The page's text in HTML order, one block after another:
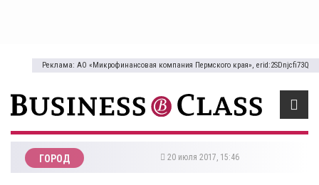
Реклама: АО «Микрофинансовая компания Пермского края», erid:2SDnjcfi73Q
ГОРОД 20 июля 2017, 15:46